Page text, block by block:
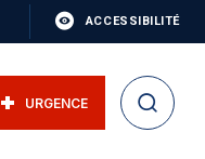
ACCESSIBILITÉ
URGENCE